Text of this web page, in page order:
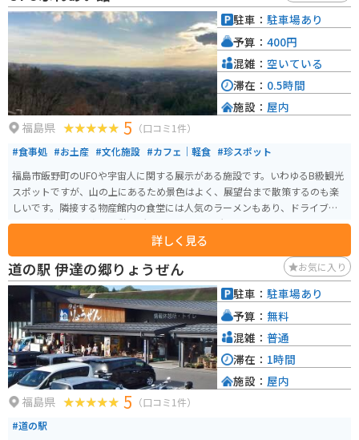
福島県 5 （口コミ1件）
#食事処 #お土産 #文化施設 #カフェ｜軽食 #珍スポット
福島市飯野町のUFOや宇宙人に関する展示がある施設です。いわゆるB級観光
スポットですが、山の上にあるため景色はよく、展望台まで散策するのも楽
しいです。隣接する物産館内の食堂には人気のラーメンもあり、ドライブや
ツーリングの通過点・休憩場所として面白い場所です。
詳しく見る
駐車： 駐車場あり
予算： 400円
混雑： 空いている
滞在： 0.5時間
施設： 屋内
道の駅 伊達の郷りょうぜん お気に入り
福島県 5 （口コミ1件）
#道の駅
駐車： 駐車場あり
予算： 無料
混雑： 普通
滞在： 1時間
施設： 屋内